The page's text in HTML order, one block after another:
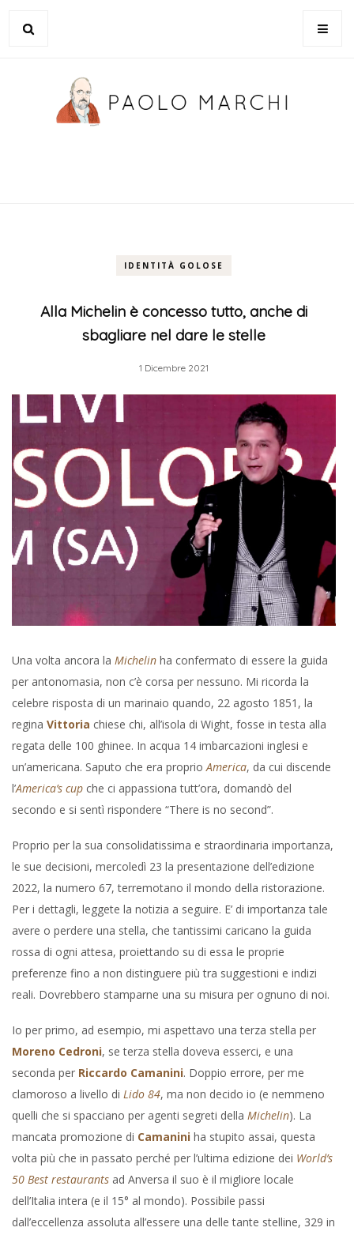
IDENTITÀ GOLOSE
Alla Michelin è concesso tutto, anche di
sbagliare nel dare le stelle
1 Dicembre 2021
Una volta ancora la Michelin ha confermato di essere la guida
per antonomasia, non c’è corsa per nessuno. Mi ricorda la
celebre risposta di un marinaio quando, 22 agosto 1851, la
regina Vittoria chiese chi, all’isola di Wight, fosse in testa alla
regata delle 100 ghinee. In acqua 14 imbarcazioni inglesi e
un’americana. Saputo che era proprioAmerica, da cui discende
l’America’s cup che ci appassiona tutt’ora, domandò del
secondo e si sentì rispondere “There is no second”.
Proprio per la sua consolidatissima e straordinaria importanza,
le sue decisioni, mercoledì 23 la presentazione dell’edizione
2022, la numero 67, terremotano il mondo della ristorazione.
Per i dettagli, leggete la notizia a seguire. E’ di importanza tale
avere o perdere una stella, che tantissimi caricano la guida
rossa di ogni attesa, proiettando su di essa le proprie
preferenze fino a non distinguere più tra suggestioni e indizi
reali. Dovrebbero stamparne una su misura per ognuno di noi.
Io per primo, ad esempio, mi aspettavo una terza stella per
Moreno Cedroni, se terza stella doveva esserci, e una
seconda per Riccardo Camanini. Doppio errore, per me
clamoroso a livello di Lido 84, ma non decido io (e nemmeno
quelli che si spacciano per agenti segreti della Michelin). La
mancata promozione di Camanini ha stupito assai, questa
volta più che in passato perché per l’ultima edizione dei World’s
50 Best restaurants ad Anversa il suo è il migliore locale
dell’Italia intera (e il 15° al mondo). Possibile passi
dall’eccellenza assoluta all’essere una delle tante stelline, 329 in